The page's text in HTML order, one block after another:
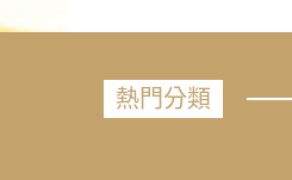
熱門分類